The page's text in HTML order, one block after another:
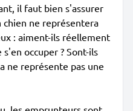
il faut bien s'assurer
chien ne représentera
: aiment-ils réellement
occuper ? Sont-ils
ne représente pas une